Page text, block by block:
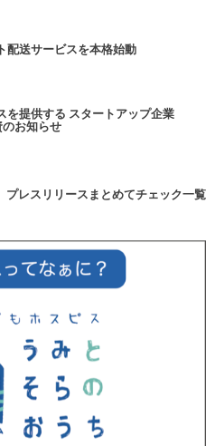
配送サービスを本格始動
を提供する スタートアップ企業
お知らせ
プレスリリースまとめてチェック一覧